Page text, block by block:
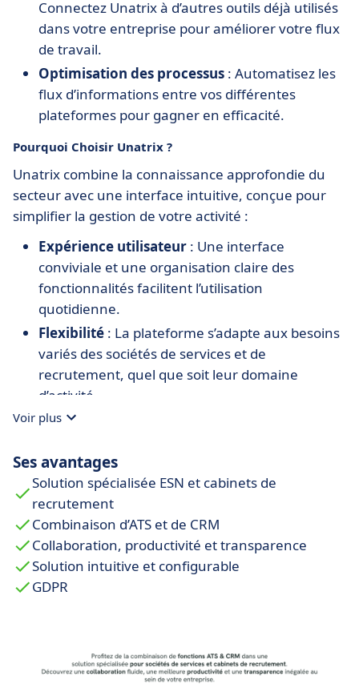
Connectez Unatrix à d’autres outils déjà utilisés
dans votre entreprise pour améliorer votre flux
de travail.
Optimisation des processus : Automatisez les
flux d’informations entre vos différentes
plateformes pour gagner en efficacité.
Pourquoi Choisir Unatrix ?
Unatrix combine la connaissance approfondie du
secteur avec une interface intuitive, conçue pour
simplifier la gestion de votre activité :
Expérience utilisateur : Une interface
conviviale et une organisation claire des
fonctionnalités facilitent l’utilisation
quotidienne.
Flexibilité : La plateforme s’adapte aux besoins
variés des sociétés de services et de
recrutement, quel que soit leur domaine
d’activité.
Support client dédié
une prise en main rapide et une utilisation
optimale de la solution.
Voir plus
Ses avantages
Solution spécialisée ESN et cabinets de
recrutement
Combinaison d’ATS et de CRM
Collaboration, productivité et transparence
Solution intuitive et configurable
GDPR